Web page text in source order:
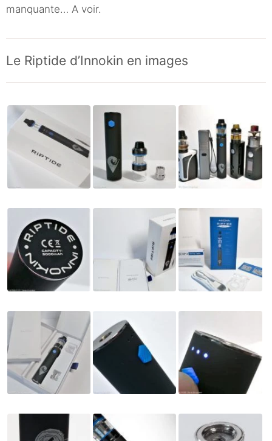
manquante… A voir.
Le Riptide d’Innokin en images